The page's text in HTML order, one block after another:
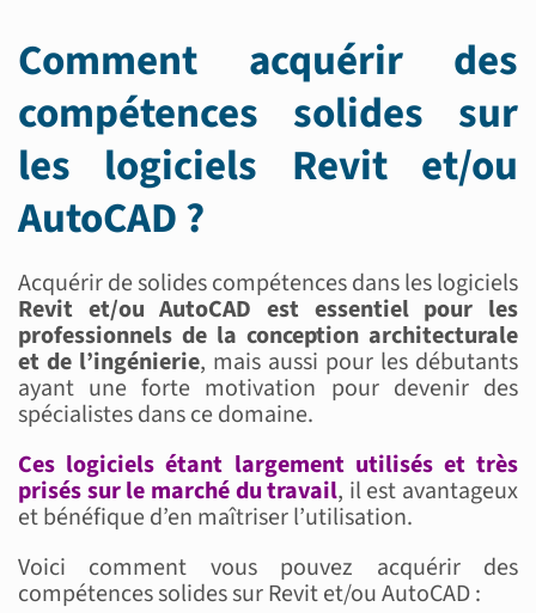
Comment acquérir des
compétences solides sur
les logiciels Revit et/ou
AutoCAD ?
Acquérir de solides compétences dans les logiciels
Revit et/ou AutoCAD est essentiel pour les
professionnels de la conception architecturale
et de l’ingénierie, mais aussi pour les débutants
ayant une forte motivation pour devenir des
spécialistes dans ce domaine.
Ces logiciels étant largement utilisés et très
prisés sur le marché du travail, il est avantageux
et bénéfique d’en maîtriser l’utilisation.
Voici comment vous pouvez acquérir des
compétences solides sur Revit et/ou AutoCAD :